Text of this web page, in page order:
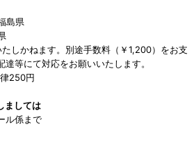
島県
しかねます。別途手数料（￥1,200）をお支
等にて対応をお願いいたします。
250円
ましては
ル係まで